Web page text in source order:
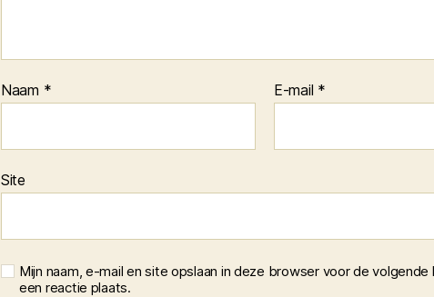
Naam * E-mail *
Site
Mijn naam, e-mail en site opslaan in deze browser voor de volgende
een reactie plaats.